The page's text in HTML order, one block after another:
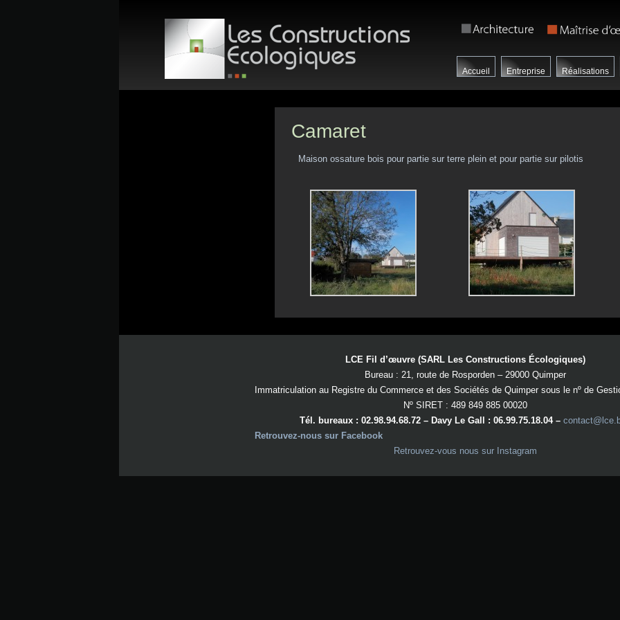
Accueil Entreprise Réalisations
Camaret
Maison ossature bois pour partie sur terre plein et pour partie sur pilotis
LCE Fil d’œuvre (SARL Les Constructions Écologiques)
Bureau : 21, route de Rosporden – 29000 Quimper
Immatriculation au Registre du Commerce et des Sociétés de Quimper sous le nº de
Nº SIRET : 489 849 885 00020
Tél. bureaux : 02.98.94.68.72 – Davy Le Gall : 06.99.75.18.04 –
Retrouvez-nous sur Facebook
Retrouvez-vous nous sur Instagram